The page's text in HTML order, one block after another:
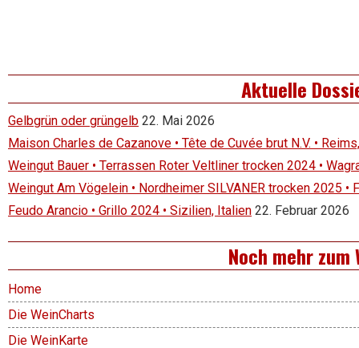
Aktuelle
Gelbgrün oder grüngelb 22. Mai 2026
Maison Charles de Cazanove • Tête de Cuvée brut N.V. •
Weingut Bauer • Terrassen Roter Veltliner trocken 2024 •
Weingut Am Vögelein • Nordheimer SILVANER trocken 2025 •
Feudo Arancio • Grillo 2024 • Sizilien, Italien 22. Februar 2026
Noch mehr zum
Home
Die WeinCharts
Die WeinKarte